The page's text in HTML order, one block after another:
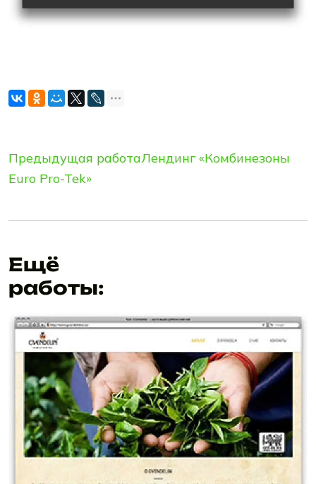
Предыдущая работаЛендинг «Комбинезоны
Euro Pro-Tek»
Ещё
работы: